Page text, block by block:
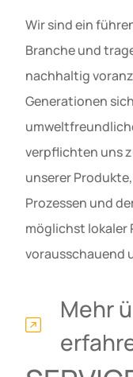
Wir sind ein
Branche und
nachhaltig
Generationen
verpflichten uns
unserer
Prozessen und
möglichst lokaler
vorausschauend
Mehr